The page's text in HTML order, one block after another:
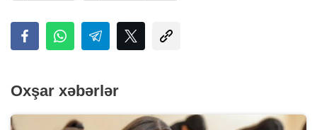
Oxşar xəbərlər